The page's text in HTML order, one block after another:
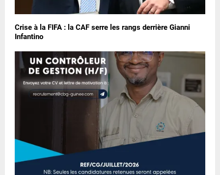
Crise à la FIFA : la CAF serre les rangs derrière Gianni
Infantino